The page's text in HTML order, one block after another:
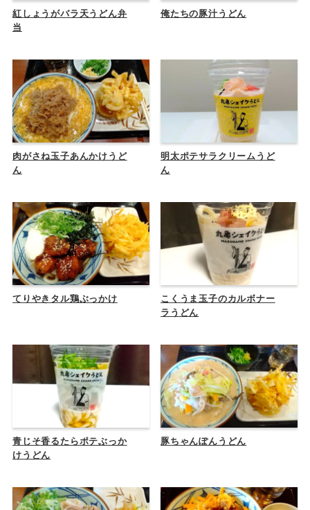
紅しょうがバラ天うどん弁
当
俺たちの豚汁うどん
肉がさね玉子あんかけうど
ん
明太ポテサラクリームうど
ん
てりやきタル鶏ぶっかけ
こくうま玉子のカルボナー
ラうどん
青じそ香るたらポテぶっか
けうどん
豚ちゃんぽんうどん